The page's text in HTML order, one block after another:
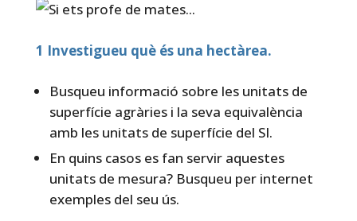
1 Investigueu què és una hectàrea.
Busqueu informació sobre les unitats de
superfície agràries i la seva equivalència
amb les unitats de superfície del SI.
En quins casos es fan servir aquestes
unitats de mesura? Busqueu per internet
exemples del seu ús.